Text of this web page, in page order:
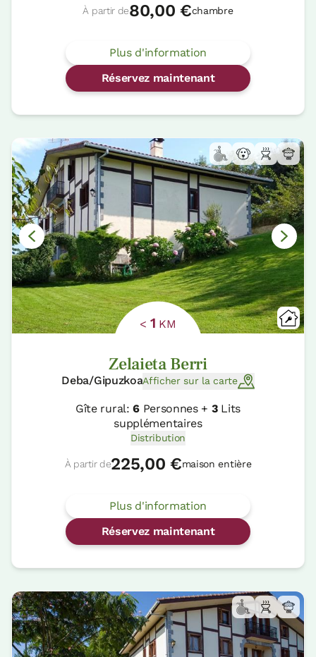
À partir de80,00 €chambre
Plus d'information
Réservez maintenant
< 1 KM
Zelaieta Berri
Deba/GipuzkoaAfficher sur la carte
Gîte rural:6Personnes + 3Lits
supplémentaires
Distribution
À partir de225,00 €maison entière
Plus d'information
Réservez maintenant